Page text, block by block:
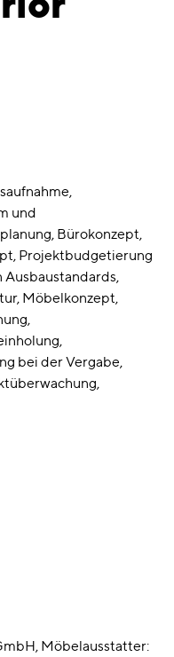
und
Bürokonzept
Projektbudgetierung
Ausbaustandards
Möbelkonzept
bei der Vergabe
Möbelausstatter: